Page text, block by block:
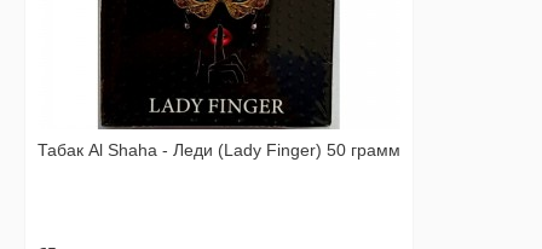
Табак Al Shaha - Леди (Lady Finger) 50 грамм